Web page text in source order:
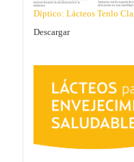
Díptico: Lácteos Tenlo
Descargar